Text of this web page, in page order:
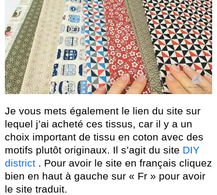
Je vous mets également le lien du site sur
lequel j’ai acheté ces tissus, car il y a un
choix important de tissu en coton avec des
motifs plutôt originaux. Il s’agit du site DIY
district . Pour avoir le site en français cliquez
bien en haut à gauche sur « Fr » pour avoir
le site traduit.